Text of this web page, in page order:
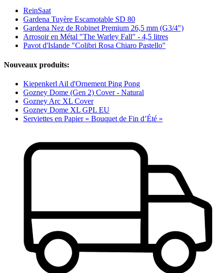
ReinSaat
Gardena Tuyère Escamotable SD 80
Gardena Nez de Robinet Premium 26,5 mm (G3/4")
Arrosoir en Métal "The Warley Fall" - 4,5 litres
Pavot d'Islande "Colibri Rosa Chiaro Pastello"
Nouveaux produits:
Kiepenkerl Ail d'Ornement Ping Pong
Gozney Dome (Gen 2) Cover - Natural
Gozney Arc XL Cover
Gozney Dome XL GPL EU
Serviettes en Papier « Bouquet de Fin d’Été »